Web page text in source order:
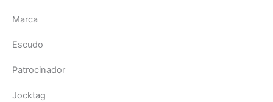
Marca
Escudo
Patrocinador
Jocktag